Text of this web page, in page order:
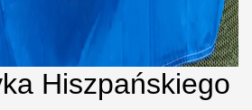
Hiszpańskiego